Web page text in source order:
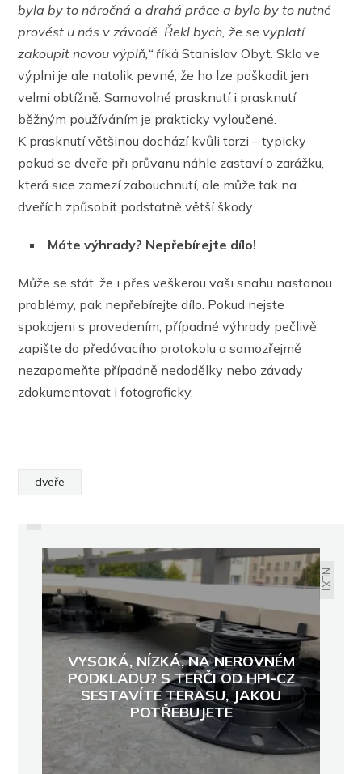
byla by to náročná a drahá práce a bylo by to nutné
provést u nás v závodě. Řekl bych, že se vyplatí
zakoupit novou výplň,“ říká Stanislav Obyt. Sklo ve
výplni je ale natolik pevné, že ho lze poškodit jen
velmi obtížně. Samovolné prasknutí i prasknutí
běžným používáním je prakticky vyloučené.
K prasknutí většinou dochází kvůli torzi – typicky
pokud se dveře při průvanu náhle zastaví o zarážku,
která sice zamezí zabouchnutí, ale může tak na
dveřích způsobit podstatně větší škody.
Máte výhrady? Nepřebírejte dílo!
Může se stát, že i přes veškerou vaši snahu nastanou
problémy, pak nepřebírejte dílo. Pokud nejste
spokojeni s provedením, případné výhrady pečlivě
zapište do předávacího protokolu a samozřejmě
nezapomeňte případně nedodělky nebo závady
zdokumentovat i fotograficky.
dveře
PREVIOUS
VELKÝ ZÁJEM. POPTÁVKA PO
CIHLÁCH SE ZVYŠUJE
NEXT
VYSOKÁ, NÍZKÁ, NA NEROVNÉM
PODKLADU? S TERČI OD HPI-CZ
SESTAVÍTE TERASU, JAKOU
POTŘEBUJETE